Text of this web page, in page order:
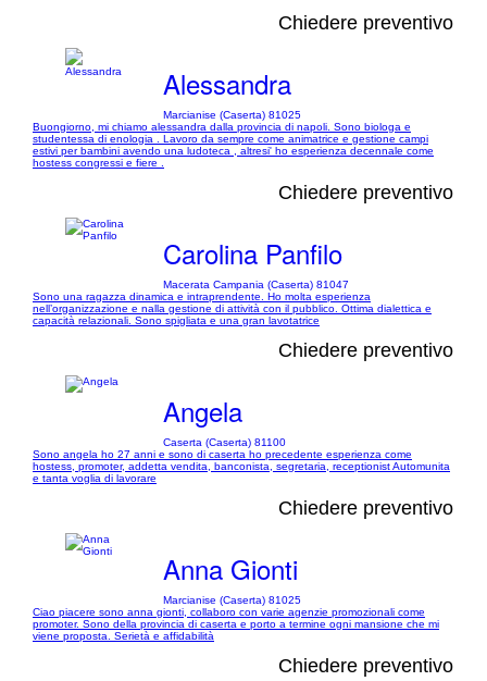
Chiedere preventivo
Alessandra
Marcianise (Caserta) 81025
Buongiorno, mi chiamo alessandra dalla provincia di napoli. Sono biologa e
studentessa di enologia . Lavoro da sempre come animatrice e gestione campi
estivi per bambini avendo una ludoteca , altresi' ho esperienza decennale come
hostess congressi e fiere .
Chiedere preventivo
Carolina Panfilo
Macerata Campania (Caserta) 81047
Sono una ragazza dinamica e intraprendente. Ho molta esperienza
nell’organizzazione e nalla gestione di attività con il pubblico. Ottima dialettica e
capacità relazionali. Sono spigliata e una gran lavotatrice
Chiedere preventivo
Angela
Caserta (Caserta) 81100
Sono angela ho 27 anni e sono di caserta ho precedente esperienza come
hostess, promoter, addetta vendita, banconista, segretaria, receptionist Automunita
e tanta voglia di lavorare
Chiedere preventivo
Anna Gionti
Marcianise (Caserta) 81025
Ciao piacere sono anna gionti, collaboro con varie agenzie promozionali come
promoter. Sono della provincia di caserta e porto a termine ogni mansione che mi
viene proposta. Serietà e affidabilità
Chiedere preventivo